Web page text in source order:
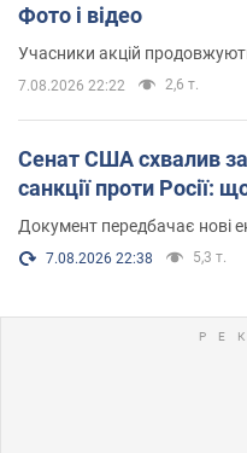
Фото і відео
Учасники акцій
7.08.2026 22:22 2,6 т.
Сенат США схвалив
санкції проти Росії:
Документ передбачає нові
7.08.2026 22:38 5,3 т.